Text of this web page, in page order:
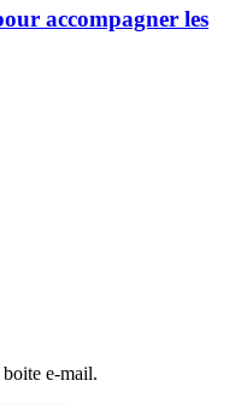
accompagner les
e-mail.